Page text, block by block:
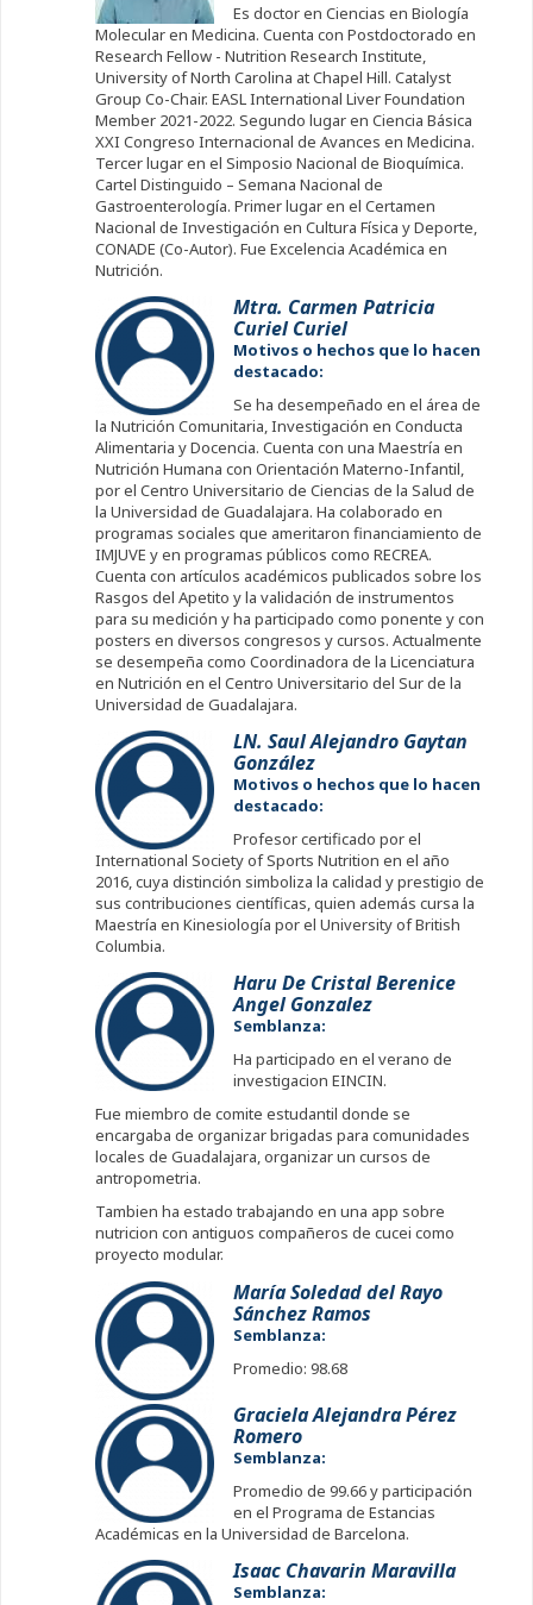
Es doctor en Ciencias en Biología
Molecular en Medicina. Cuenta con Postdoctorado en
Research Fellow - Nutrition Research Institute,
University of North Carolina at Chapel Hill. Catalyst
Group Co-Chair. EASL International Liver Foundation
Member 2021-2022. Segundo lugar en Ciencia Básica
XXI Congreso Internacional de Avances en Medicina.
Tercer lugar en el Simposio Nacional de Bioquímica.
Cartel Distinguido – Semana Nacional de
Gastroenterología. Primer lugar en el Certamen
Nacional de Investigación en Cultura Física y Deporte,
CONADE (Co-Autor). Fue Excelencia Académica en
Nutrición.
Mtra. Carmen Patricia
Curiel Curiel
Motivos o hechos que lo hacen
destacado:
Se ha desempeñado en el área de
la Nutrición Comunitaria, Investigación en Conducta
Alimentaria y Docencia. Cuenta con una Maestría en
Nutrición Humana con Orientación Materno-Infantil,
por el Centro Universitario de Ciencias de la Salud de
la Universidad de Guadalajara. Ha colaborado en
programas sociales que ameritaron financiamiento de
IMJUVE y en programas públicos como RECREA.
Cuenta con artículos académicos publicados sobre los
Rasgos del Apetito y la validación de instrumentos
para su medición y ha participado como ponente y con
posters en diversos congresos y cursos. Actualmente
se desempeña como Coordinadora de la Licenciatura
en Nutrición en el Centro Universitario del Sur de la
Universidad de Guadalajara.
LN. Saul Alejandro Gaytan
González
Motivos o hechos que lo hacen
destacado:
Profesor certificado por el
International Society of Sports Nutrition en el año
2016, cuya distinción simboliza la calidad y prestigio de
sus contribuciones científicas, quien además cursa la
Maestría en Kinesiología por el University of British
Columbia.
Haru De Cristal Berenice
Angel Gonzalez
Semblanza:
Ha participado en el verano de
investigacion EINCIN.
Fue miembro de comite estudantil donde se
encargaba de organizar brigadas para comunidades
locales de Guadalajara, organizar un cursos de
antropometria.
Tambien ha estado trabajando en una app sobre
nutricion con antiguos compañeros de cucei como
proyecto modular.
María Soledad del Rayo
Sánchez Ramos
Semblanza:
Promedio: 98.68
Graciela Alejandra Pérez
Romero
Semblanza:
Promedio de 99.66 y participación
en el Programa de Estancias
Académicas en la Universidad de Barcelona.
Isaac Chavarin Maravilla
Semblanza: